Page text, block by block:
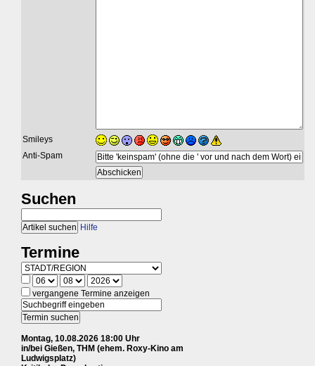
Smileys
Anti-Spam
Suchen
Hilfe
Termine
vergangene Termine anzeigen
Montag, 10.08.2026 18:00 Uhr
in/bei Gießen, THM (ehem. Roxy-Kino am
Ludwigsplatz)